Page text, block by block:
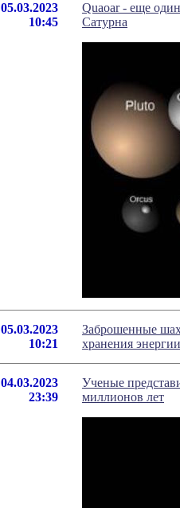
05.03.2023
10:45
Quaoar - еще
Сатурна
05.03.2023
10:21
Заброшенные
хранения энергии
04.03.2023
23:39
Ученые
миллионов лет